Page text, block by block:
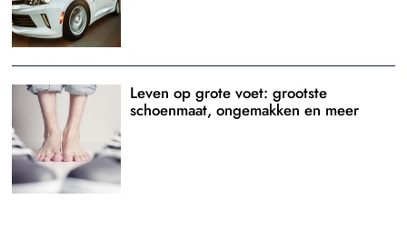
Leven op grote voet: grootste
schoenmaat, ongemakken en meer